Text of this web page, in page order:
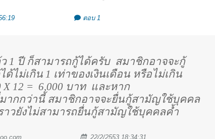
ตอบ 1
1 ปี ก็สามารถกู้ได้ครับ สมาชิกอาจจะกู้
ไม่เกิน 1 เท่าของเงินเดือน หรือไม่เกิน
X 12 = 6,000 บาท และหาก
ากกว่านี้ สมาชิกอาจจะยื่นกู้สามัญใช้บุคคล
าวยังไม่สามารถยื่นกู้สามัญใช้บุคคลค้ำ
22/2/2553 18:34:31